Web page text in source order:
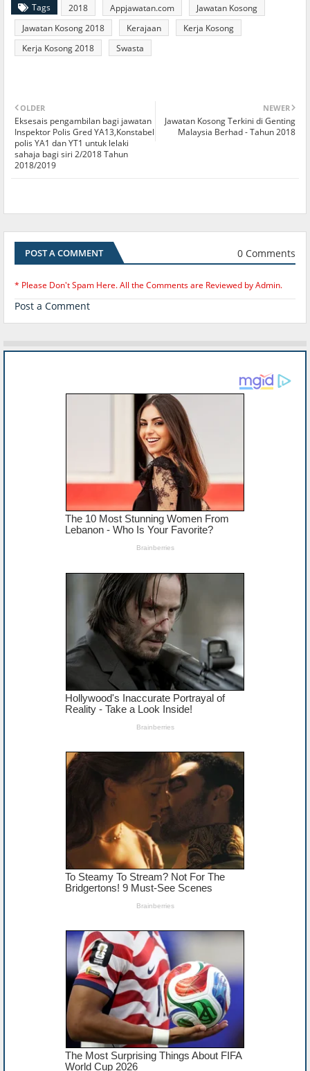
Tags 2018 Appjawatan.com
Jawatan Kosong
Jawatan Kosong 2018
Kerajaan
Kerja Kosong
Kerja Kosong 2018
Swasta
NEWER
Jawatan Kosong Terkini di Genting
Malaysia Berhad - Tahun 2018
OLDER
Eksesais pengambilan bagi jawatan
Inspektor Polis Gred YA13,Konstabel
polis YA1 dan YT1 untuk lelaki
sahaja bagi siri 2/2018 Tahun
2018/2019
POST A COMMENT 0 Comments
* Please Don't Spam Here. All the Comments are Reviewed by Admin.
Post a Comment